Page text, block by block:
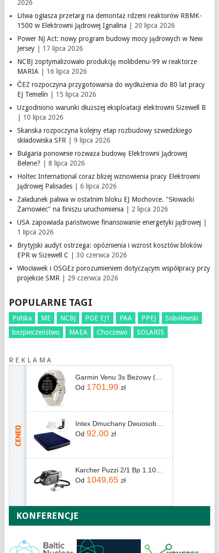
2026
Litwa ogłasza przetarg na demontaż rdzeni reaktorów RBMK-
1500 w Elektrowni Jądrowej Ignalina | 20 lipca 2026
Power NJ Act: nowy program budowy mocy jądrowych w New
Jersey| 17 lipca 2026
NCBJ zoptymalizowało produkcję molibdenu-99 w reaktorze
MARIA| 16 lipca 2026
ČEZ rozpoczyna przygotowania do wydłużenia do 80 lat pracy
EJ Temelín | 15 lipca 2026
Uzgodniono warunki dłuższej eksploatacji elektrowni Sizewell B
| 10 lipca 2026
Skanska rozpoczyna kolejny etap rozbudowy szwedzkiego
składowiska SFR| 9 lipca 2026
Bułgaria ponownie rozważa budowę Elektrowni Jądrowej
Belene? | 8 lipca 2026
Holtec International coraz bliżej wznowienia pracy Elektrowni
Jądrowej Palisades| 6 lipca 2026
Załadunek paliwa w ostatnim bloku EJ Mochovce. "Słowacki
Żarnowiec" na finiszu uruchomienia | 2 lipca 2026
USA zapowiada państwowe finansowanie energetyki jądrowej
1 lipca 2026
Brytyjski audyt ostrzega: opóźnienia i wzrost kosztów bloków
EPR w Sizewell C | 30 czerwca 2026
Włocławek i OSGEz porozumieniem dotyczącym współpracy przy
projekcie SMR| 29 czerwca 2026
POPULARNE TAGI
Polska ME NCBJ PGE EJ1 PAA PPEJ
Sobolewski
bezpieczeństwo
MAEA Choczewo SOLARIS
R E K L A M A
Garmin Venu 3s Beżowy (0100278502)
Od 1701,99 zł
Intex Dmuchany Dwuosobowy Z Pompką Tłokową 64758 68612
Od 92,00 zł
Karcher Puzzi 2/1 Bp 1.101-750.0
Od 1049,65 zł
KONFERENCJE